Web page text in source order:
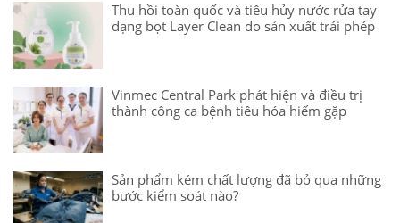
Thu hồi toàn quốc và tiêu hủy nước rửa tay
dạng bọt Layer Clean do sản xuất trái phép
Vinmec Central Park phát hiện và điều trị
thành công ca bệnh tiêu hóa hiếm gặp
Sản phẩm kém chất lượng đã bỏ qua những
bước kiểm soát nào?